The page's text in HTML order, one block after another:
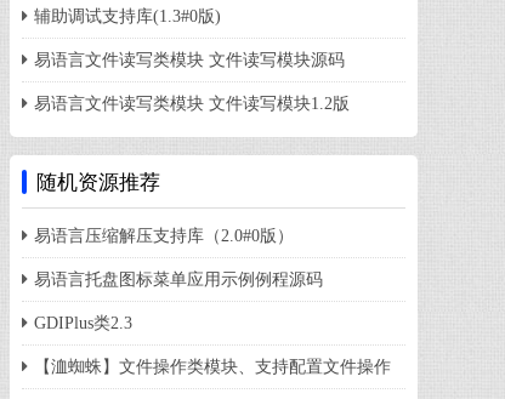
辅助调试支持库(1.3#0版)
易语言文件读写类模块 文件读写模块源码
易语言文件读写类模块 文件读写模块1.2版
随机资源推荐
易语言压缩解压支持库（2.0#0版）
易语言托盘图标菜单应用示例例程源码
GDIPlus类2.3
【洫蜘蛛】文件操作类模块、支持配置文件操作